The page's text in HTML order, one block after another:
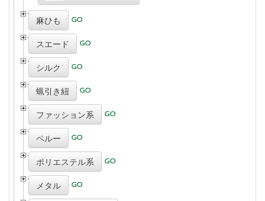
麻ひも
スエード
シルク
蝋引き紐
ファッション系
ペルー
ポリエステル系
メタル